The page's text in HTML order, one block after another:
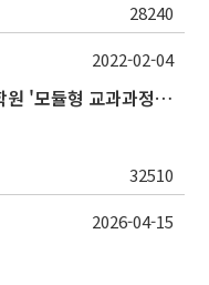
28240
SNU Inno-Edu 프로젝트 보건대학원 '모듈형 교과과정' 안내(revised 2022/2/28)
32510
2022-02-04
2026-04-15